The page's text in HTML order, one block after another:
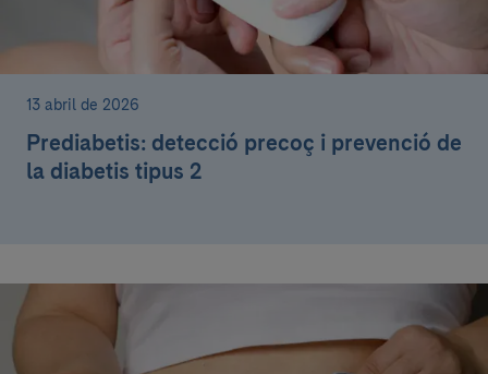
13 abril de 2026
Prediabetis: detecció precoç i prevenció de
la diabetis tipus 2